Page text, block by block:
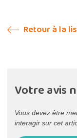
Retour à la
Votre avis
Vous devez être
interagir sur cet